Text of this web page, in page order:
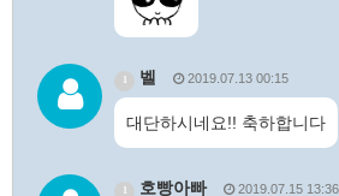
벨 2019.07.13 00:15
대단하시네요!! 축하합니다
호빵아빠 2019.07.15 13:36